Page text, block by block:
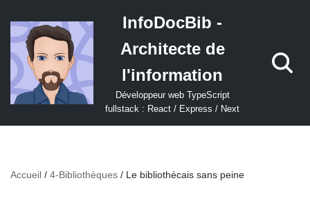
Aller
au
contenu
InfoDocBib -
Architecte de
l'information
Développeur web TypeScript
fullstack : React / Express / Next
Accueil / 4-Bibliothèques / Le bibliothécais sans peine